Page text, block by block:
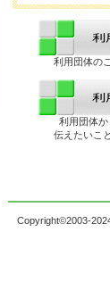
利用団体の
利用団体
伝えたいこ
Copyright©2003-